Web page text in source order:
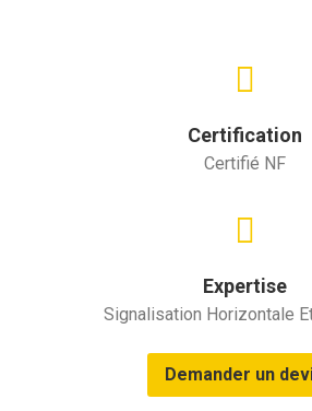
Certification
Certifié NF
Expertise
Signalisation Horizontale
Demander un